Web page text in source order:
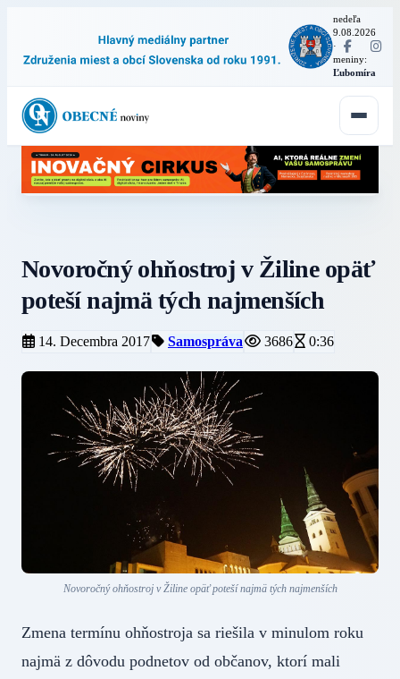
nedeľa
9.08.2026
·
meniny:
Ľubomíra
Novoročný ohňostroj v Žiline opäť
poteší najmä tých najmenších
14. Decembra 2017 Samospráva 3686 0:36
Novoročný ohňostroj v Žiline opäť poteší najmä tých najmenších
Zmena termínu ohňostroja sa riešila v minulom roku
najmä z dôvodu podnetov od občanov, ktorí mali